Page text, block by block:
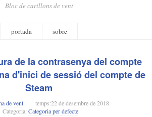
Bloc de carillons de vent
portada sobre
de la contrasenya del compte
d'inici de sessió del compte de
Steam
de vent temps:22 de desembre de 2018
Categoria: Categoria per defecte